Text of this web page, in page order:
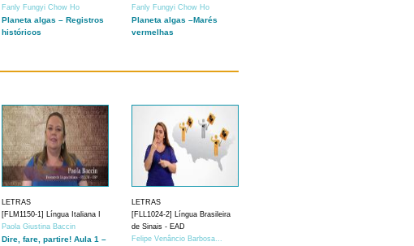
Fanly Fungyi Chow Ho
Planeta algas – Registros
históricos
Fanly Fungyi Chow Ho
Planeta algas –Marés
vermelhas
LETRAS
[FLM1150-1] Língua Italiana I
Paola Giustina Baccin
Dire, fare, partire! Aula 1 –
LETRAS
[FLL1024-2] Língua Brasileira
de Sinais - EAD
Felipe Venâncio Barbosa...